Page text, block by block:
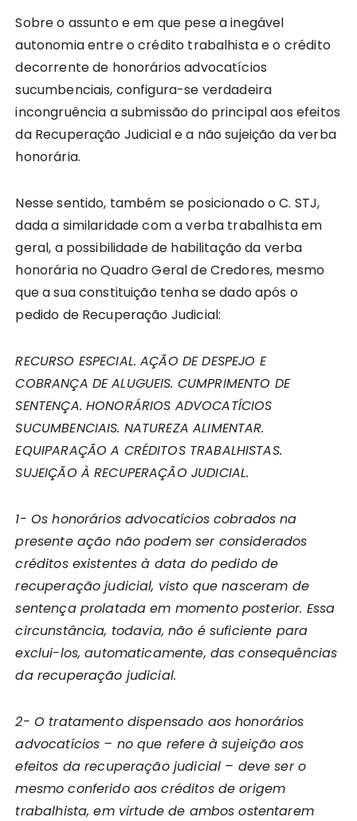
Sobre o assunto e em que pese a inegável
autonomia entre o crédito trabalhista e o crédito
decorrente de honorários advocatícios
sucumbenciais, configura-se verdadeira
incongruência a submissão do principal aos efeitos
da Recuperação Judicial e a não sujeição da verba
honorária.
Nesse sentido, também se posicionado o C. STJ,
dada a similaridade com a verba trabalhista em
geral, a possibilidade de habilitação da verba
honorária no Quadro Geral de Credores, mesmo
que a sua constituição tenha se dado após o
pedido de Recuperação Judicial:
RECURSO ESPECIAL. AÇÃO DE DESPEJO E
COBRANÇA DE ALUGUEIS. CUMPRIMENTO DE
SENTENÇA. HONORÁRIOS ADVOCATÍCIOS
SUCUMBENCIAIS. NATUREZA ALIMENTAR.
EQUIPARAÇÃO A CRÉDITOS TRABALHISTAS.
SUJEIÇÃO À RECUPERAÇÃO JUDICIAL.
1- Os honorários advocatícios cobrados na
presente ação não podem ser considerados
créditos existentes à data do pedido de
recuperação judicial, visto que nasceram de
sentença prolatada em momento posterior. Essa
circunstância, todavia, não é suficiente para
exclui-los, automaticamente, das consequências
da recuperação judicial.
2- O tratamento dispensado aos honorários
advocatícios – no que refere à sujeição aos
efeitos da recuperação judicial – deve ser o
mesmo conferido aos créditos de origem
trabalhista, em virtude de ambos ostentarem